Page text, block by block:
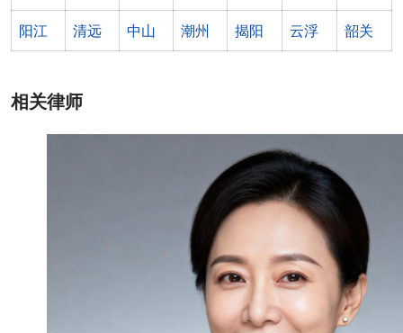
阳江 清远 中山 潮州 揭阳 云浮 韶关
相关律师